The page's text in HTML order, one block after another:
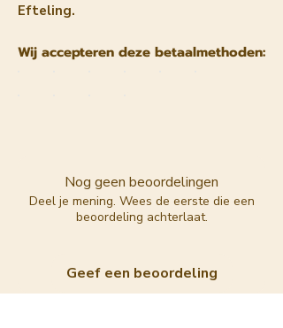
Efteling.
Wij accepteren deze betaalmethoden:
Nog geen beoordelingen
Deel je mening. Wees de eerste die een
beoordeling achterlaat.
Geef een beoordeling